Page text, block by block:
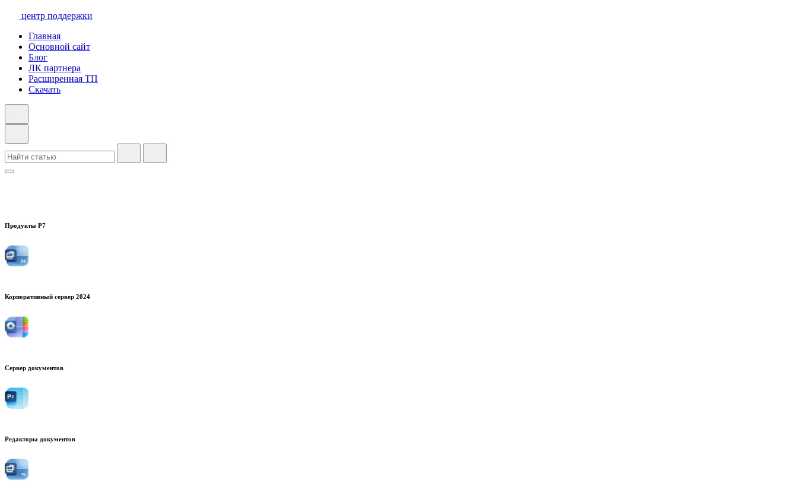
центр поддержки
Главная
Основной сайт
Блог
ЛК партнера
Расширенная ТП
Скачать
Продукты Р7
Корпоративный сервер 2024
Сервер документов
Редакторы документов